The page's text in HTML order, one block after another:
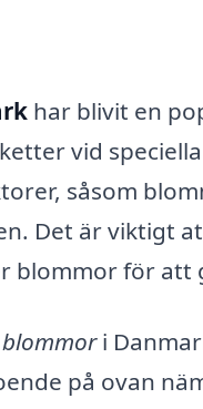
har blivit en
vid
såsom
Det är viktigt
blommor för att
i
på ovan